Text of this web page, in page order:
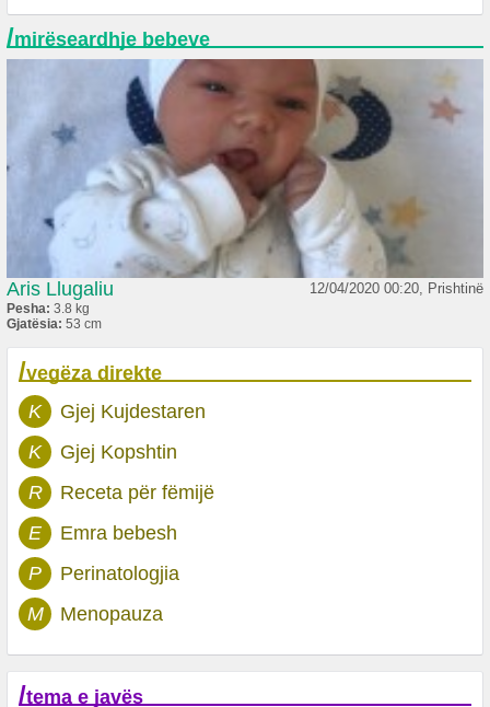
/mirëseardhje bebeve
Aris Llugaliu 12/04/2020 00:20, Prishtinë
Pesha: 3.8 kg
Gjatësia: 53 cm
/vegëza direkte
K
Gjej Kujdestaren
K
Gjej Kopshtin
R
Receta për fëmijë
E
Emra bebesh
P
Perinatologjia
M
Menopauza
/tema e javës